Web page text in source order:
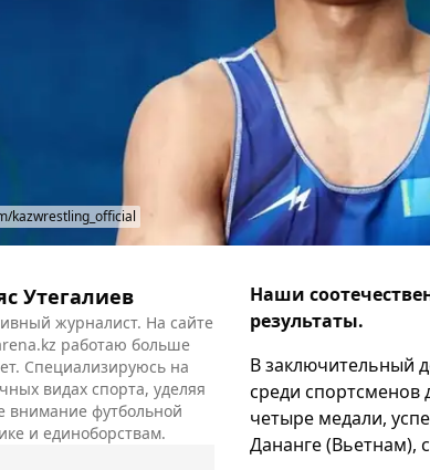
kazwrestling_official
Утегалиев
журналист. На сайте
работаю больше
Специализируюсь на
видах спорта, уделяя
внимание футбольной
и единоборствам.
Наши
результаты.
В заключительный
среди спортсменов
четыре медали,
Дананге (Вьетнам),